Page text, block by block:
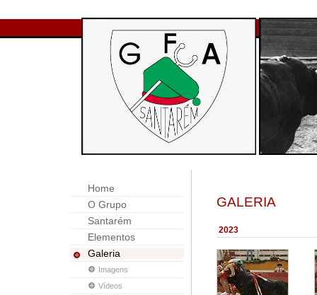
Home
O Grupo
Santarém
Elementos
Galeria
Imagens
Vídeos
GALERIA
2023